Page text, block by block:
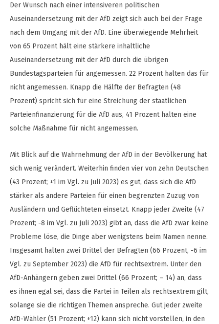
Der Wunsch nach einer intensiveren politischen
Auseinandersetzung mit der AfD zeigt sich auch bei der Frage
nach dem Umgang mit der AfD. Eine überwiegende Mehrheit
von 65 Prozent hält eine stärkere inhaltliche
Auseinandersetzung mit der AfD durch die übrigen
Bundestagsparteien für angemessen. 22 Prozent halten das für
nicht angemessen. Knapp die Hälfte der Befragten (48
Prozent) spricht sich für eine Streichung der staatlichen
Parteienfinanzierung für die AfD aus, 41 Prozent halten eine
solche Maßnahme für nicht angemessen.
Mit Blick auf die Wahrnehmung der AfD in der Bevölkerung hat
sich wenig verändert. Weiterhin finden vier von zehn Deutschen
(43 Prozent; +1 im Vgl. zu Juli 2023) es gut, dass sich die AfD
stärker als andere Parteien für einen begrenzten Zuzug von
Ausländern und Geflüchteten einsetzt. Knapp jeder Zweite (47
Prozent; -8 im Vgl. zu Juli 2023) gibt an, dass die AfD zwar keine
Probleme löse, die Dinge aber wenigstens beim Namen nenne.
Insgesamt halten zwei Drittel der Befragten (66 Prozent, -6 im
Vgl. zu September 2023) die AfD für rechtsextrem. Unter den
AfD-Anhängern geben zwei Drittel (66 Prozent; – 14) an, dass
es ihnen egal sei, dass die Partei in Teilen als rechtsextrem gilt,
solange sie die richtigen Themen anspreche. Gut jeder zweite
AfD-Wähler (51 Prozent; +12) kann sich nicht vorstellen, in den